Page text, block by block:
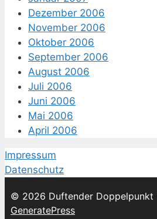
Dezember 2006
November 2006
Oktober 2006
September 2006
August 2006
Juli 2006
Juni 2006
Mai 2006
April 2006
Impressum
Datenschutz
© 2026 Duftender Doppelpunkt
GeneratePress